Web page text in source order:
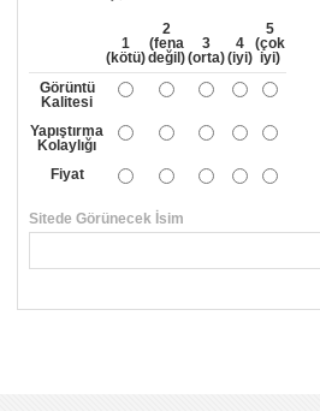
1
(kötü)
2
(fena
değil)
3
(orta)
4
(iyi)
5
(çok
iyi)
Görüntü
Kalitesi
Yapıştırma
Kolaylığı
Fiyat
Sitede Görünecek İsim